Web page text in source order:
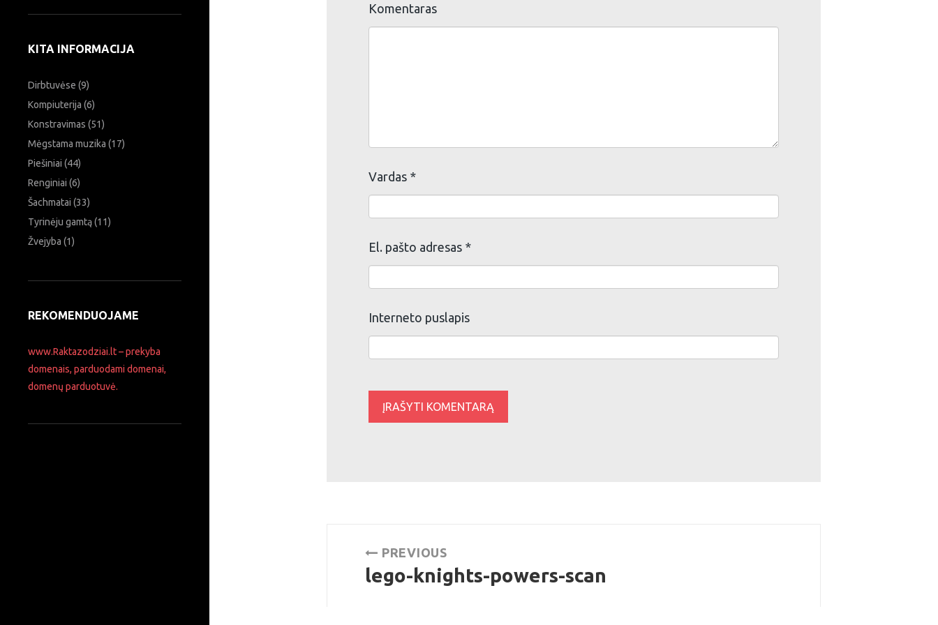
Komentaras
Vardas *
El. pašto adresas *
Interneto puslapis
Navigacija
tarp
PREVIOUS
Previous
lego-knights-powers-scan
KITA INFORMACIJA
Dirbtuvėse (9)
Kompiuterija (6)
Konstravimas (51)
Mėgstama muzika (17)
Piešiniai (44)
Renginiai (6)
Šachmatai (33)
Tyrinėju gamtą(11)
Žvejyba (1)
REKOMENDUOJAME
www.Raktazodziai.lt – prekyba
domenais, parduodami domenai,
domenų parduotuvė.